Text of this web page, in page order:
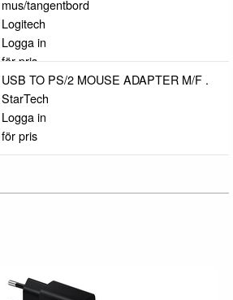
mus/tangentbord
Logitech
Logga in
för pris
USB TO PS/2 MOUSE ADAPTER M/F .
StarTech
Logga in
för pris